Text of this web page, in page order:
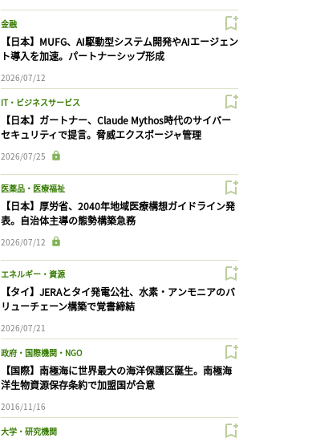
金融
【日本】MUFG、AI駆動型システム開発やAIエージェン
ト導入を加速。パートナーシップ形成
2026/07/12
IT・ビジネスサービス
【日本】ガートナー、Claude Mythos時代のサイバー
セキュリティで提言。脅威エクスポージャ管理
2026/07/25
医薬品・医療福祉
【日本】厚労省、2040年地域医療構想ガイドライン発
表。自治体主導の態勢構築急務
2026/07/12
エネルギー・資源
【タイ】JERAとタイ発電公社、水素・アンモニアのバ
リューチェーン構築で覚書締結
2026/07/21
政府・国際機関・NGO
【国際】南極海に世界最大の海洋保護区誕生。南極海
洋生物資源保存条約で加盟国が合意
2016/11/16
大学・研究機関